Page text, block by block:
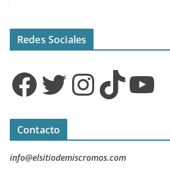
Redes Sociales
Facebook Twitter InstagramTikTok YouTube
Contacto
info@elsitiodemiscromos.com